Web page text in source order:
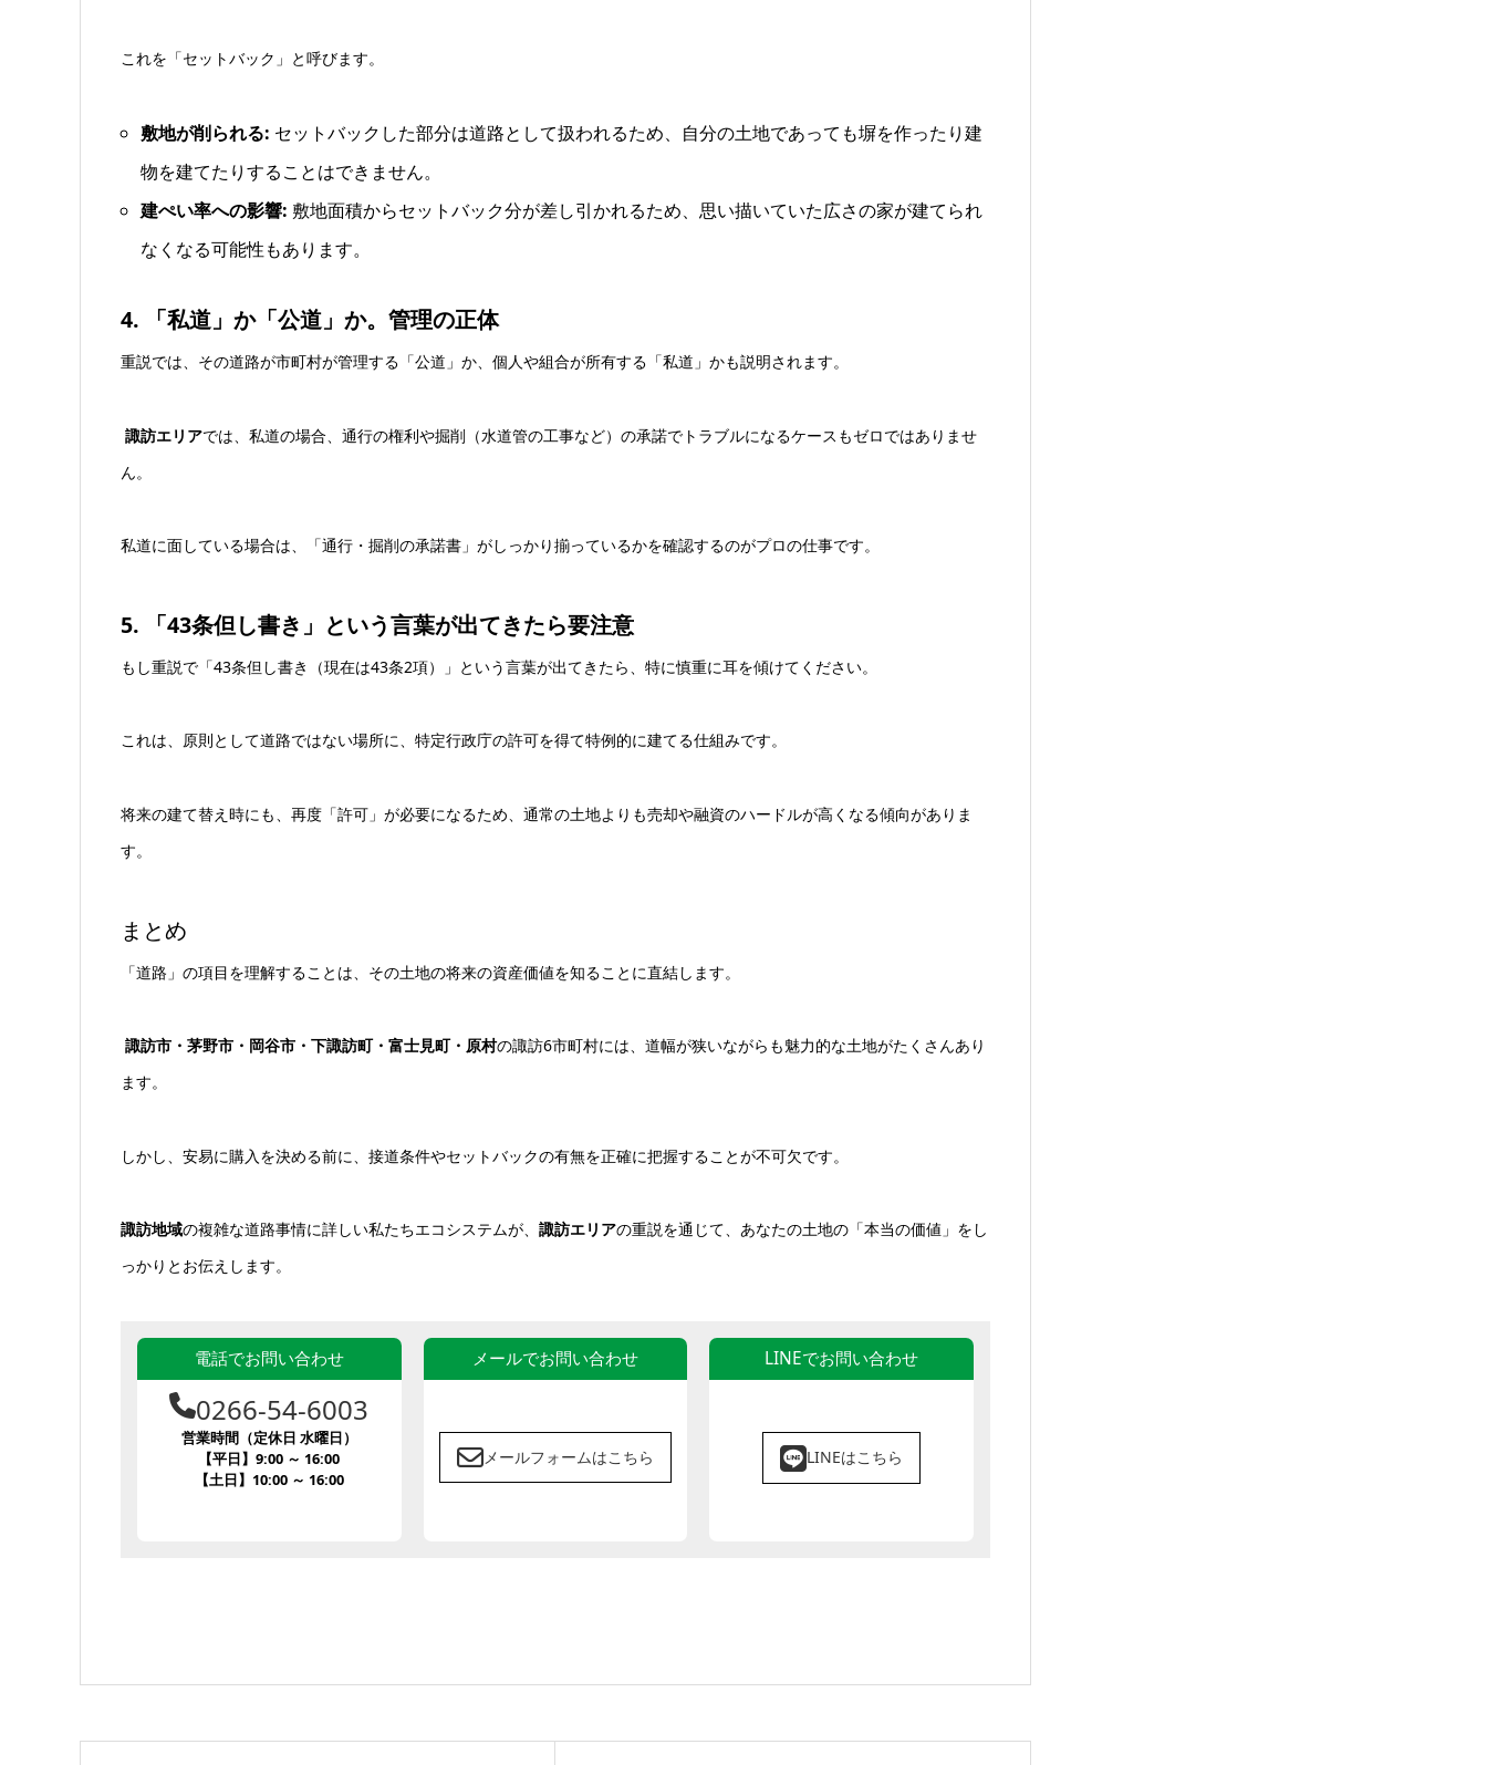
これを「セットバック」と呼びます。
敷地が削られる: セットバックした部分は道路として扱われるため、自分の土地であっても塀を作ったり建
物を建てたりすることはできません。
建ぺい率への影響: 敷地面積からセットバック分が差し引かれるため、思い描いていた広さの家が建てられ
なくなる可能性もあります。
4. 「私道」か「公道」か。管理の正体
重説では、その道路が市町村が管理する「公道」か、個人や組合が所有する「私道」かも説明されます。
諏訪エリアでは、私道の場合、通行の権利や掘削（水道管の工事など）の承諾でトラブルになるケースもゼロではありませ
ん。
私道に面している場合は、「通行・掘削の承諾書」がしっかり揃っているかを確認するのがプロの仕事です。
5. 「43条但し書き」という言葉が出てきたら要注意
もし重説で「43条但し書き（現在は43条2項）」という言葉が出てきたら、特に慎重に耳を傾けてください。
これは、原則として道路ではない場所に、特定行政庁の許可を得て特例的に建てる仕組みです。
将来の建て替え時にも、再度「許可」が必要になるため、通常の土地よりも売却や融資のハードルが高くなる傾向がありま
す。
まとめ
「道路」の項目を理解することは、その土地の将来の資産価値を知ることに直結します。
諏訪市・茅野市・岡谷市・下諏訪町・富士見町・原村の諏訪6市町村には、道幅が狭いながらも魅力的な土地がたくさんあり
ます。
しかし、安易に購入を決める前に、接道条件やセットバックの有無を正確に把握することが不可欠です。
諏訪地域の複雑な道路事情に詳しい私たちエコシステムが、 諏訪エリアの重説を通じて、あなたの土地の「本当の価値」をし
っかりとお伝えします。
電話でお問い合わせ
0266-54-6003
営業時間（定休日 水曜日）
【平日】9:00 ～ 16:00
【土日】10:00 ～ 16:00
メールでお問い合わせ
メールフォームはこちら
LINEでお問い合わせ
LINEはこちら